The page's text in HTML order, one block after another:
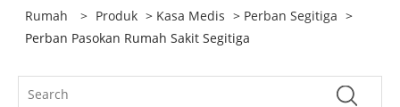
Rumah > Produk > Kasa Medis > Perban Segitiga >
Perban Pasokan Rumah Sakit Segitiga